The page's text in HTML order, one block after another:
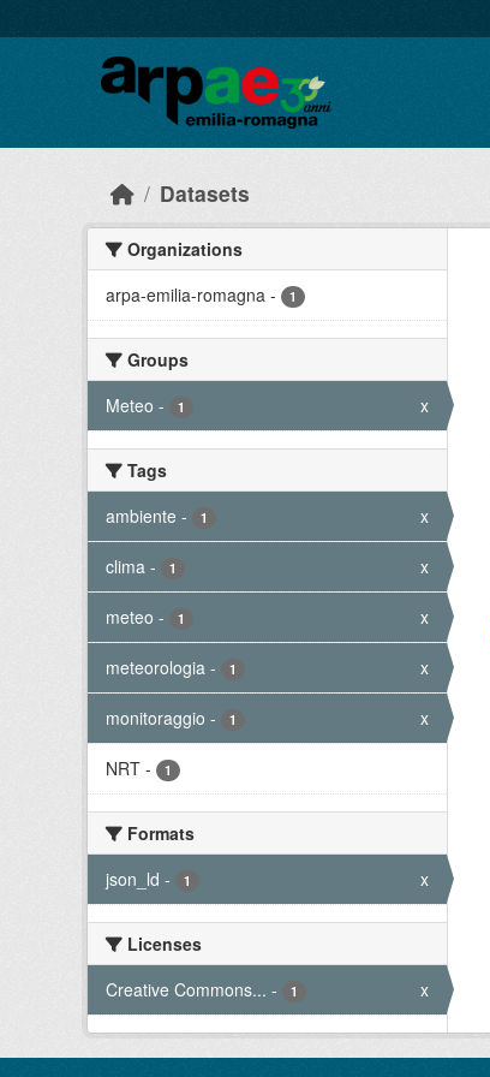
Datasets
Organizations
arpa-emilia-romagna - 1
Groups
Meteo - 1 x
Tags
ambiente - 1 x
clima - 1 x
meteo - 1 x
meteorologia - 1 x
monitoraggio - 1 x
NRT - 1
Formats
json_ld - 1 x
Licenses
Creative Commons... - 1 x